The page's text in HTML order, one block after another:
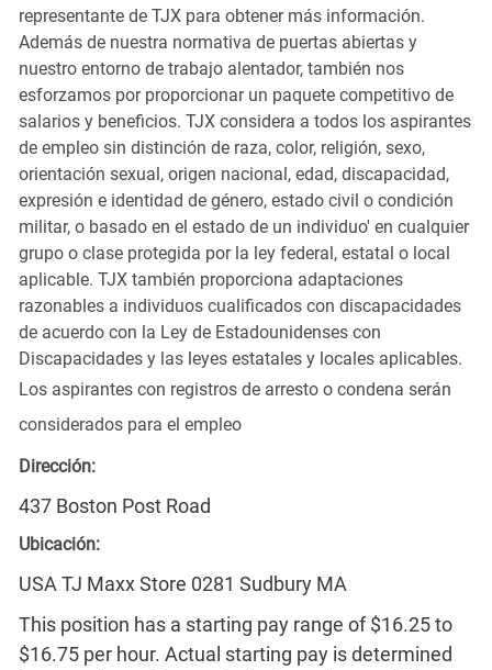
representante de TJX para obtener más información.
Además de nuestra normativa de puertas abiertas y
nuestro entorno de trabajo alentador, también nos
esforzamos por proporcionar un paquete competitivo de
salarios y beneficios. TJX considera a todos los aspirantes
de empleo sin distinción de raza, color, religión, sexo,
orientación sexual, origen nacional, edad, discapacidad,
expresión e identidad de género, estado civil o condición
militar, o basado en el estado de un individuo' en cualquier
grupo o clase protegida por la ley federal, estatal o local
aplicable. TJX también proporciona adaptaciones
razonables a individuos cualificados con discapacidades
de acuerdo con la Ley de Estadounidenses con
Discapacidades y las leyes estatales y locales aplicables.
Los aspirantes con registros de arresto o condena serán
considerados para el empleo
Dirección:
437 Boston Post Road
Ubicación:
USA TJ Maxx Store 0281 Sudbury MA
This position has a starting pay range of $16.25 to
$16.75 per hour. Actual starting pay is determined